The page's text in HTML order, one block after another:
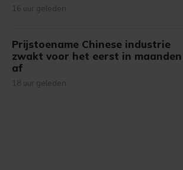
16 uur geleden
Prijstoename Chinese industrie
zwakt voor het eerst in maanden
af
18 uur geleden